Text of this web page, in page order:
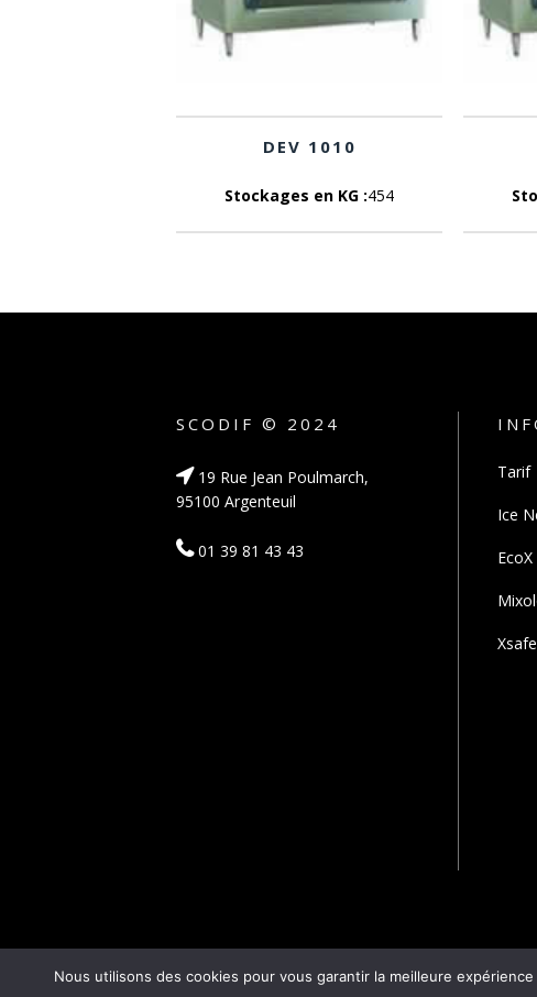
DEV 1010
Stockages en KG :454
SCODIF © 2024
19 Rue Jean Poulmarch,
95100 Argenteuil
01 39 81 43 43
Tarif
Ice
EcoX
Xsafe
SCODIF ©
Nous utilisons des cookies pour vous garantir la meilleure